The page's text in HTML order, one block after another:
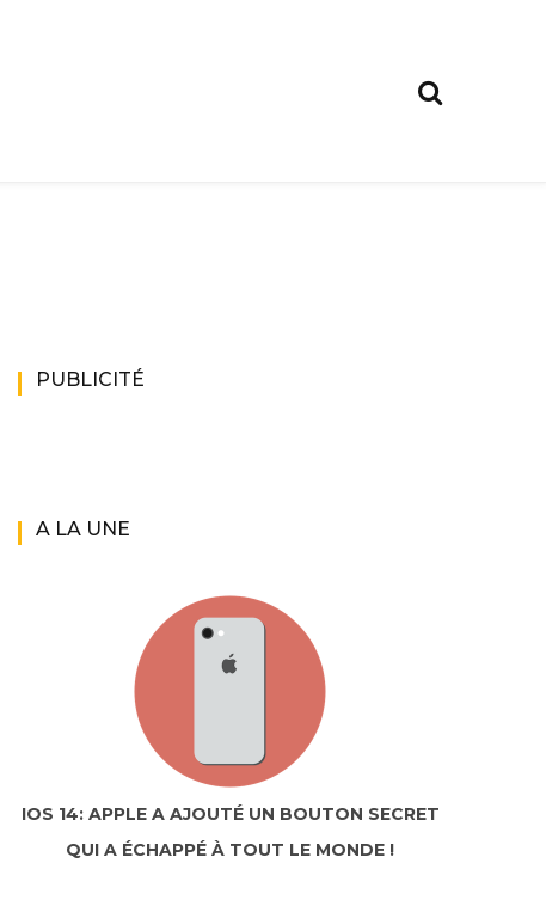
PUBLICITÉ
A LA UNE
IOS 14: APPLE A AJOUTÉ UN BOUTON SECRET
QUI A ÉCHAPPÉ À TOUT LE MONDE !